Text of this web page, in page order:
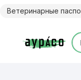
Ветеринарные